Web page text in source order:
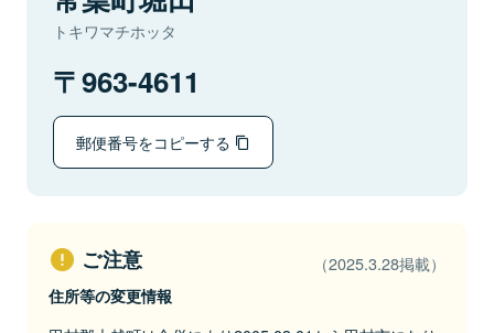
トキワマチホッタ
963-4611
郵便番号をコピーする
ご注意 （2025.3.28掲載）
住所等の変更情報